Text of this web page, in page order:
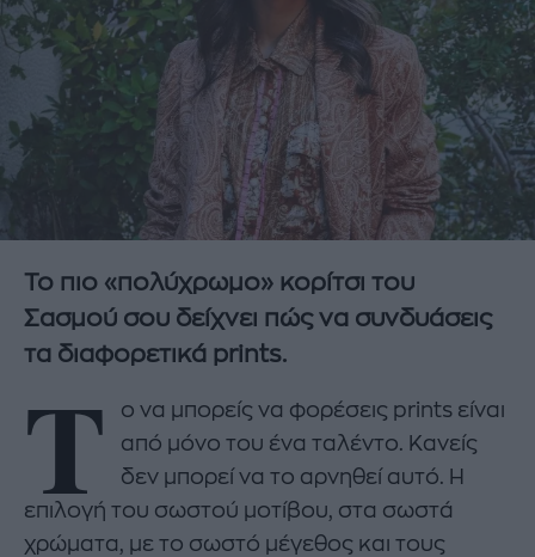
Το πιο «πολύχρωμο» κορίτσι του
Σασμού σου δείχνει πώς να συνδυάσεις
τα διαφορετικά prints.
Τ
ο να μπορείς να φορέσεις prints είναι
από μόνο του ένα ταλέντο. Κανείς
δεν μπορεί να το αρνηθεί αυτό. Η
επιλογή του σωστού μοτίβου, στα σωστά
χρώματα, με το σωστό μέγεθος και τους